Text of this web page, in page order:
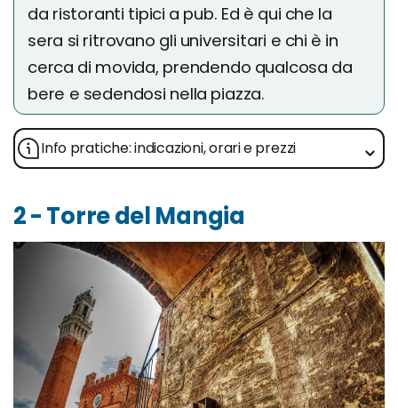
da ristoranti tipici a pub. Ed è qui che la
sera si ritrovano gli universitari e chi è in
cerca di movida, prendendo qualcosa da
bere e sedendosi nella piazza.
Info pratiche: indicazioni, orari e prezzi
2 - Torre del Mangia